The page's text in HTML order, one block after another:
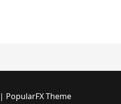
| PopularFX Theme